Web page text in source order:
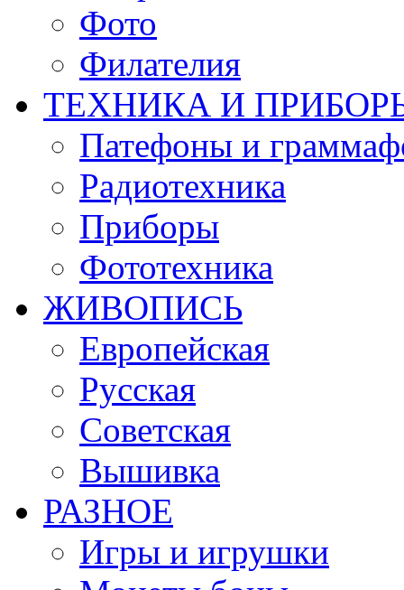
Фото
Филателия
ТЕХНИКА И
Патефоны и
Радиотехника
Приборы
Фототехника
ЖИВОПИСЬ
Европейская
Русская
Советская
Вышивка
РАЗНОЕ
Игры и игрушки